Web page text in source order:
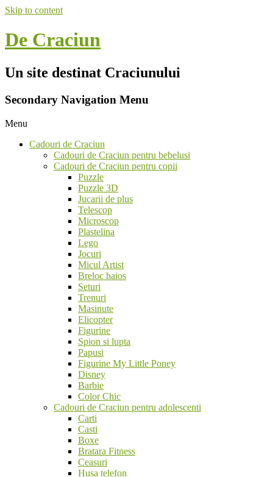
Skip to content
De Craciun
Un site destinat Craciunului
Secondary Navigation Menu
Menu
Cadouri de Craciun
Cadouri de Craciun pentru bebelusi
Cadouri de Craciun pentru copii
Puzzle
Puzzle 3D
Jucarii de plus
Telescop
Microscop
Plastelina
Lego
Jocuri
Micul Artist
Breloc haios
Seturi
Trenuri
Masinute
Elicopter
Figurine
Spion si lupta
Papusi
Figurine My Little Poney
Disney
Barbie
Color Chic
Cadouri de Craciun pentru adolescenti
Carti
Casti
Boxe
Bratara Fitness
Ceasuri
Husa telefon